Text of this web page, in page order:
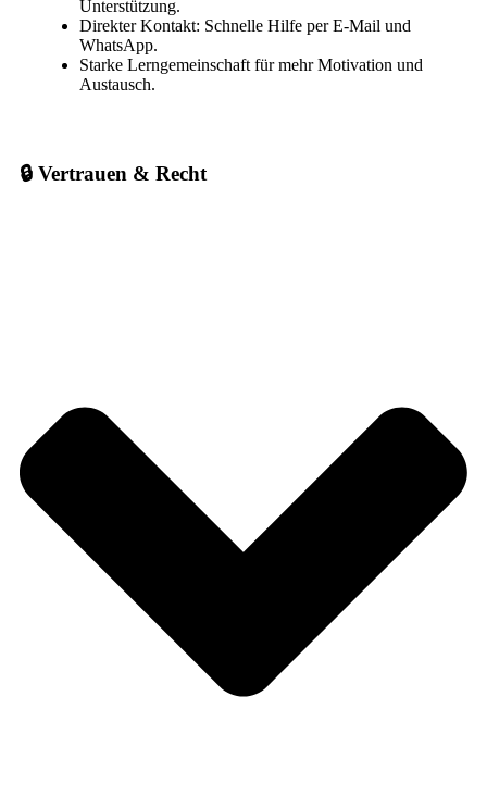
Unterstützung.
Direkter Kontakt: Schnelle Hilfe per E-Mail und
WhatsApp.
Starke Lerngemeinschaft für mehr Motivation und
Austausch.
🔒 Vertrauen & Recht